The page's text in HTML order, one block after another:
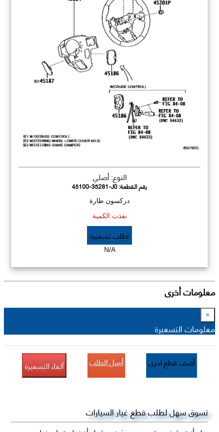
النوع: أصلي
رقم القطعة:45100-35281-J0
دركسون طارة
نفذت الكمية
اطلب تسعيرة
N/A
معلومات أخرى
×
معلومات التسعيرة
أضف قطع اخرى أرسل الطلب ألغاء التسعيرة
تسوق سهل لطلب قطع غيار السيارات